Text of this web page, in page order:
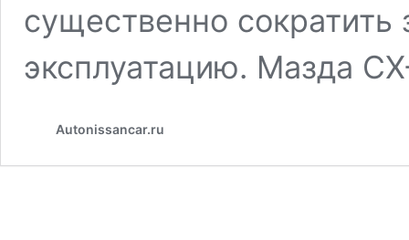
существенно сократить
эксплуатацию. Мазда
Autonissancar.ru